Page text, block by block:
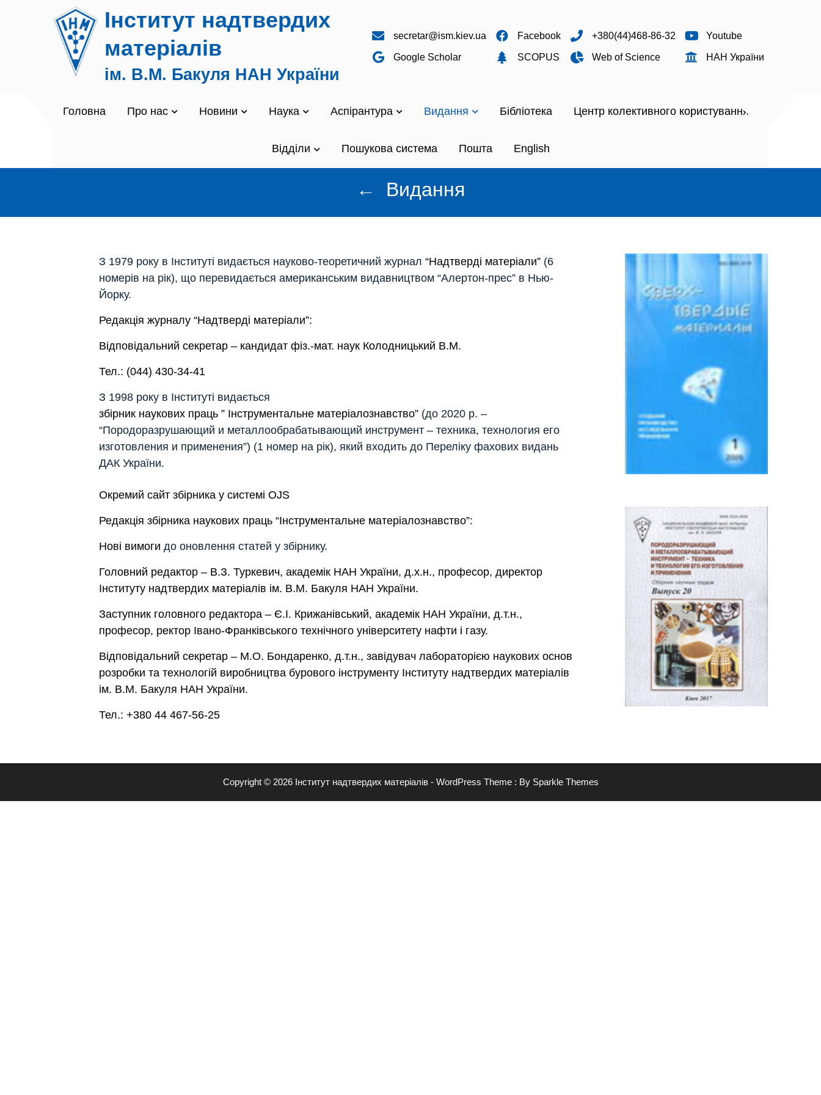
Інститут надтвердих
матеріалів
ім. В.М. Бакуля НАН України
secretar@ism.kiev.ua Facebook +380(44)468-86-32 Youtube
Google Scholar SCOPUS Web of Science НАН України
Головна Про нас Новини Наука Аспірантура Видання Бібліотека Центр колективного користування
Відділи Пошукова система Пошта English
← Видання
З 1979 року в Інституті видається науково-теоретичний журнал “Надтверді матеріали”(6
номерів на рік), що перевидається американським видавництвом “Алертон-прес” в Нью-
Йорку.
Редакція журналу “Надтверді матеріали”:
Відповідальний секретар – кандидат фіз.-мат. наук Колодницький В.М.
Тел.: (044) 430-34-41
З 1998 року в Інституті видається
збірник наукових праць ” Інструментальне матеріалознавство”(до 2020 р. –
“Породоразрушающий и металлообрабатывающий инструмент – техника, технология его
изготовления и применения”) (1 номер на рік), який входить до Переліку фахових видань
ДАК України.
Окремий сайт збірника у системі OJS
Редакція збірника наукових праць “Інструментальне матеріалознавство”:
Нові вимоги до оновлення статей у збірнику.
Головний редактор – В.З. Туркевич, академік НАН України, д.х.н., професор, директор
Інституту надтвердих матеріалів ім. В.М. Бакуля НАН України.
Заступник головного редактора – Є.І. Крижанівський, академік НАН України, д.т.н.,
професор, ректор Івано-Франківського технічного університету нафти і газу.
Відповідальний секретар – М.О. Бондаренко, д.т.н., завідувач лабораторією наукових основ
розробки та технологій виробництва бурового інструменту Інституту надтвердих матеріалів
ім. В.М. Бакуля НАН України.
Тел.: +380 44 467-56-25
Copyright © 2026 Інститут надтвердих матеріалів - WordPress Theme : By Sparkle Themes